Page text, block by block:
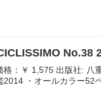
No.38
格：￥ 1,575 出版社:
2014 ・オールカラー52